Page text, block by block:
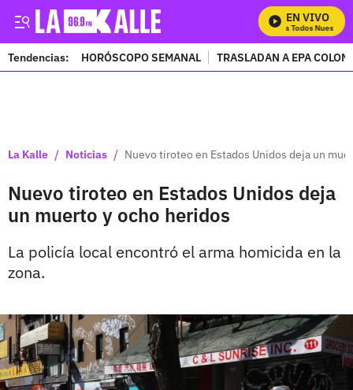
EN VIVO
Mira Todos Nuestros
Tendencias: HORÓSCOPO SEMANAL TRASLADAN A EPA
La Kalle / Noticias / Nuevo tiroteo en Estados Unidos deja un
Nuevo tiroteo en Estados Unidos deja
un muerto y ocho heridos
La policía local encontró el arma homicida en la
zona.